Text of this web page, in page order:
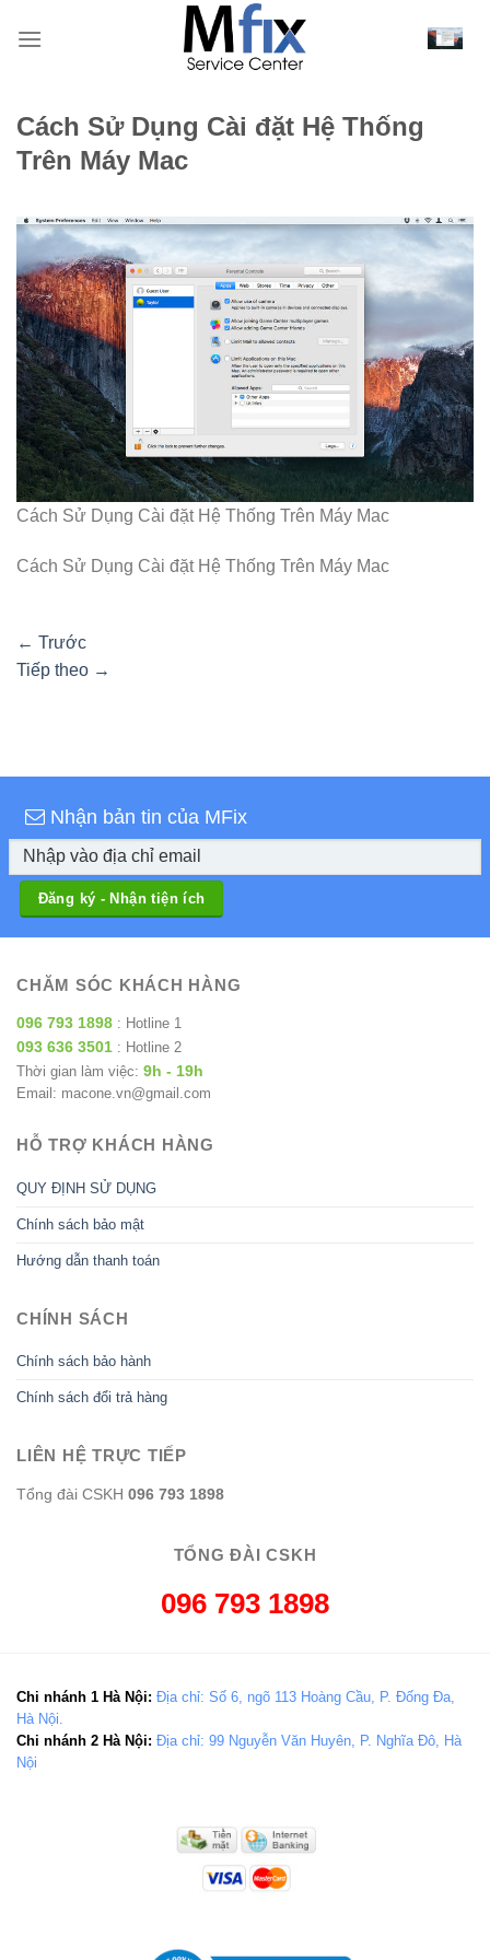
qua
Cách Sử Dụng Cài đặt Hệ Thống
Trên Máy Mac
Cách Sử Dụng Cài đặt Hệ Thống Trên Máy Mac
Cách Sử Dụng Cài đặt Hệ Thống Trên Máy Mac
← Trước
Tiếp theo →
Nhận bản tin của MFix
CHĂM SÓC KHÁCH HÀNG
096 793 1898 : Hotline 1
093 636 3501 : Hotline 2
Thời gian làm việc: 9h - 19h
Email: macone.vn@gmail.com
HỖ TRỢ KHÁCH HÀNG
QUY ĐỊNH SỬ DỤNG
Chính sách bảo mật
Hướng dẫn thanh toán
CHÍNH SÁCH
Chính sách bảo hành
Chính sách đổi trả hàng
LIÊN HỆ TRỰC TIẾP
Tổng đài CSKH 096 793 1898
TỔNG ĐÀI CSKH
096 793 1898
Chi nhánh 1 Hà Nội: Địa chỉ: Số 6, ngõ 113 Hoàng Cầu, P. Đống Đa,
Hà Nội.
Chi nhánh 2 Hà Nội: Địa chỉ: 99 Nguyễn Văn Huyên, P. Nghĩa Đô, Hà
Nội